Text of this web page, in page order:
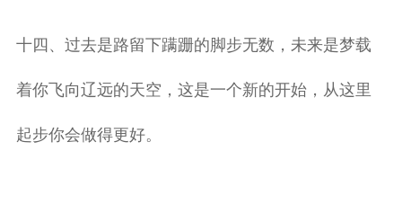
十四、过去是路留下蹒跚的脚步无数，未来是梦载
着你飞向辽远的天空，这是一个新的开始，从这里
起步你会做得更好。